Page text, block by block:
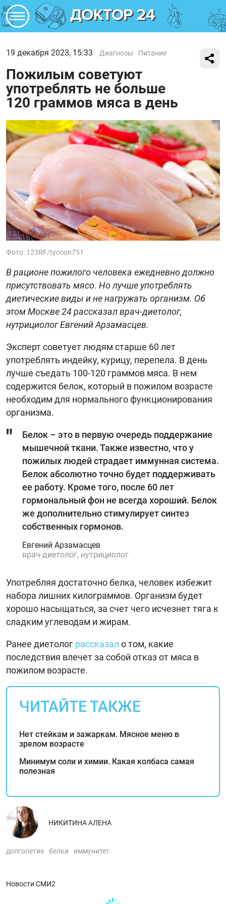
19 декабря 2023, 15:33 Диагнозы Питание
Пожилым советуют
употреблять не больше
120 граммов мяса в день
Фото: 123RF/tycoon751
В рационе пожилого человека ежедневно должно
присутствовать мясо. Но лучше употреблять
диетические виды и не нагружать организм. Об
этом Москве 24 рассказал врач-диетолог,
нутрициолог Евгений Арзамасцев.
Эксперт советует людям старше 60 лет
употреблять индейку, курицу, перепела. В день
лучше съедать 100-120 граммов мяса. В нем
содержится белок, который в пожилом возрасте
необходим для нормального функционирования
организма.
Белок – это в первую очередь поддержание
мышечной ткани. Также известно, что у
пожилых людей страдает иммунная система.
Белок абсолютно точно будет поддерживать
ее работу. Кроме того, после 60 лет
гормональный фон не всегда хороший. Белок
же дополнительно стимулирует синтез
собственных гормонов.
Евгений Арзамасцев
врач-диетолог, нутрициолог
Употребляя достаточно белка, человек избежит
набора лишних килограммов. Организм будет
хорошо насыщаться, за счет чего исчезнет тяга к
сладким углеводам и жирам.
Ранее диетолог рассказал о том, какие
последствия влечет за собой отказ от мяса в
пожилом возрасте.
ЧИТАЙТЕ ТАКЖЕ
Нет стейкам и зажаркам. Мясное меню в
зрелом возрасте
Минимум соли и химии. Какая колбаса самая
полезная
НИКИТИНА АЛЕНА
долголетие белки иммунитет
Новости СМИ2